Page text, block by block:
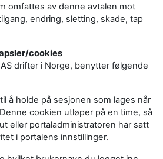
omfattes av denne avtalen mot
endring, sletting, skade, tap
cookies
drifter i Norge, benytter følgende
å holde på sesjonen som lages når
cookien utløper på en time, så
eller portaladministratoren har satt
i portalens innstillinger.